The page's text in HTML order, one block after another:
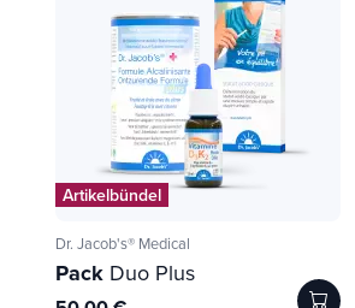
Artikelbündel
Dr. Jacob's® Medical
Pack Duo Plus